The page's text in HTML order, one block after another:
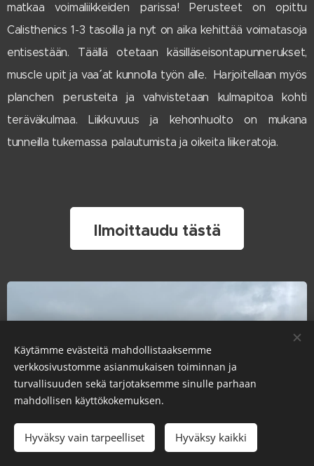
matkaa voimaliikkeiden parissa! Perusteet on opittu
Calisthenics 1-3 tasoilla ja nyt on aika kehittää voimatasoja
entisestään. Täällä otetaan käsilläseisontapunnerukset,
muscle upit ja vaa´´ at kunnolla työn alle. Harjoitellaan myös
planchen perusteita ja vahvistetaan kulmapitoa kohti
teräväkulmaa. Liikkuvuus ja kehonhuolto on mukana
tunneilla tukemassa palautumista ja oikeita liikeratoja.
Ilmoittaudu tästä
Käytämme evästeitä mahdollistaaksemme
verkkosivustomme asianmukaisen toiminnan ja
turvallisuuden sekä tarjotaksemme sinulle parhaan
mahdollisen käyttökokemuksen.
Hyväksy vain tarpeelliset Hyväksy kaikki